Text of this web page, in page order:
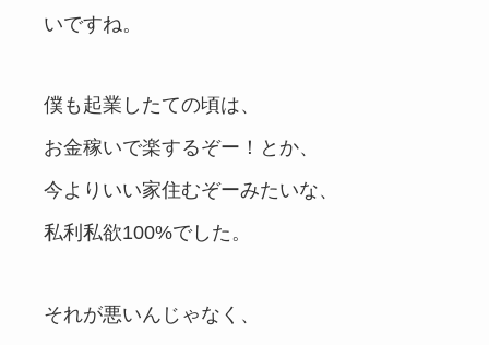
いですね。
僕も起業したての頃は、
お金稼いで楽するぞー！とか、
今よりいい家住むぞーみたいな、
私利私欲100%でした。
それが悪いんじゃなく、